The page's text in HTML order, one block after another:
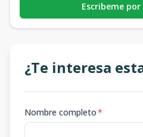
Escribeme
¿Te interesa
Nombre completo*